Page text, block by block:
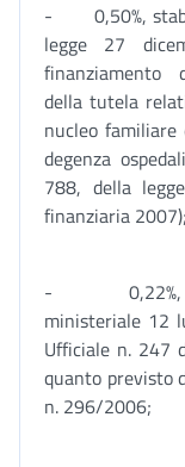
- 0,50%,
legge 27
finanziamento
della tutela
nucleo
degenza
788, della
finanziaria 2007);
- 0,22%,
ministeriale 12
Ufficiale n. 247
quanto previsto
n. 296/2006;